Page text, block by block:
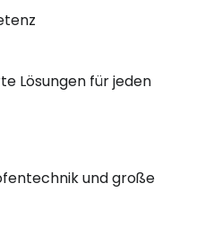
Lösungen für jeden
und große